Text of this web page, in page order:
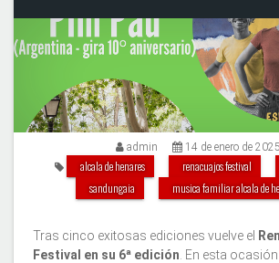
admin 14 de enero de 2025
alcala de henares renacuajos festival
sandungaia
musica familiar alcala de
Tras cinco exitosas ediciones vuelve el
Festival en su 6ª edición. En esta ocasión